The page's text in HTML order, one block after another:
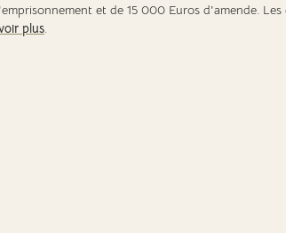
et de 15 000 Euros d'amende. Les
plus.